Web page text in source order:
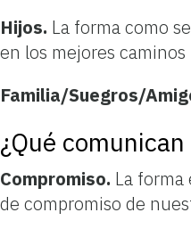
Hijos. La forma como
en los mejores
Familia/Suegros/
¿Qué
Compromiso. La
de compromiso de